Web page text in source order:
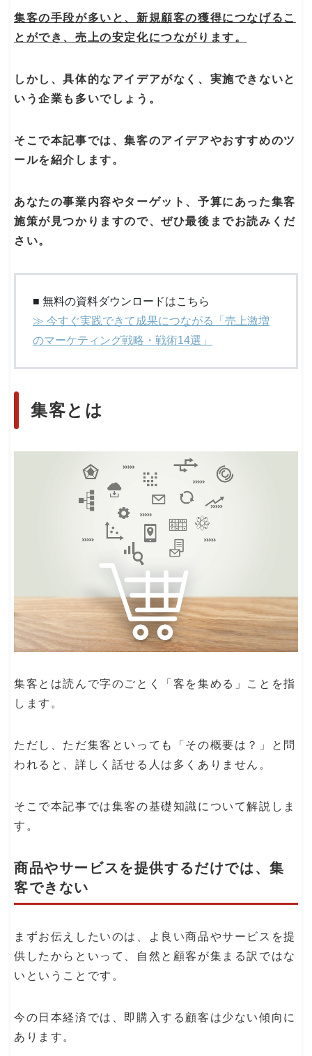
集客の手段が多いと、新規顧客の獲得につなげるこ
とができ、売上の安定化につながります。
しかし、具体的なアイデアがなく、実施できないと
いう企業も多いでしょう。
そこで本記事では、集客のアイデアやおすすめのツ
ールを紹介します。
あなたの事業内容やターゲット、予算にあった集客
施策が見つかりますので、ぜひ最後までお読みくだ
さい。
■ 無料の資料ダウンロードはこちら
≫ 今すぐ実践できて成果につながる「売上激増
のマーケティング戦略・戦術14選」
集客とは
集客とは読んで字のごとく「客を集める」ことを指
します。
ただし、ただ集客といっても「その概要は？」と問
われると、詳しく話せる人は多くありません。
そこで本記事では集客の基礎知識について解説しま
す。
商品やサービスを提供するだけでは、集
客できない
まずお伝えしたいのは、よ良い商品やサービスを提
供したからといって、自然と顧客が集まる訳ではな
いということです。
今の日本経済では、即購入する顧客は少ない傾向に
あります。